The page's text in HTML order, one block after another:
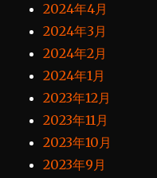
2024年4月
2024年3月
2024年2月
2024年1月
2023年12月
2023年11月
2023年10月
2023年9月